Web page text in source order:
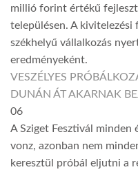
millió forint értékű
településen. A kivitelezési
székhelyű vállalkozás
eredményeként.
VESZÉLYES
DUNÁN ÁT AKARNAK
06
A Sziget Fesztivál minden
vonz, azonban nem
keresztül próbál eljutni a